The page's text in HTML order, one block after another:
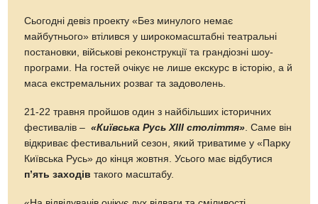
Сьогодні девіз проекту «Без минулого немає
майбутнього» втілився у широкомасштабні театральні
постановки, військові реконструкції та грандіозні шоу-
програми. На гостей очікує не лише екскурс в історію, а й
маса екстремальних розваг та задоволень.
21-22 травня пройшов один з найбільших історичних
фестивалів –«Київська Русь ХІІІ століття» . Саме він
відкриває фестивальний сезон, який триватиме у «Парку
Київська Русь» до кінця жовтня. Усього має відбутися
п’ять заходів такого масштабу.